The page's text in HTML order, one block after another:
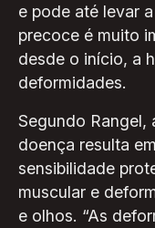
e pode até levar
precoce é muito
desde o início, a
deformidades.
Segundo
doença resulta
sensibilidade
muscular e
e olhos. “As